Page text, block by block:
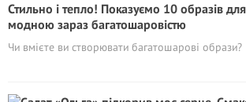
Стильно і тепло! Показуємо 10 образів
модною зараз багатошаровістю
Чи вмієте ви створювати багатошарові образи?